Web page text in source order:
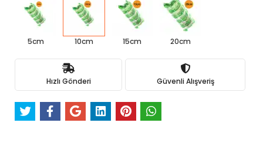
5cm 10cm 15cm 20cm
Hızlı Gönderi Güvenli Alışveriş